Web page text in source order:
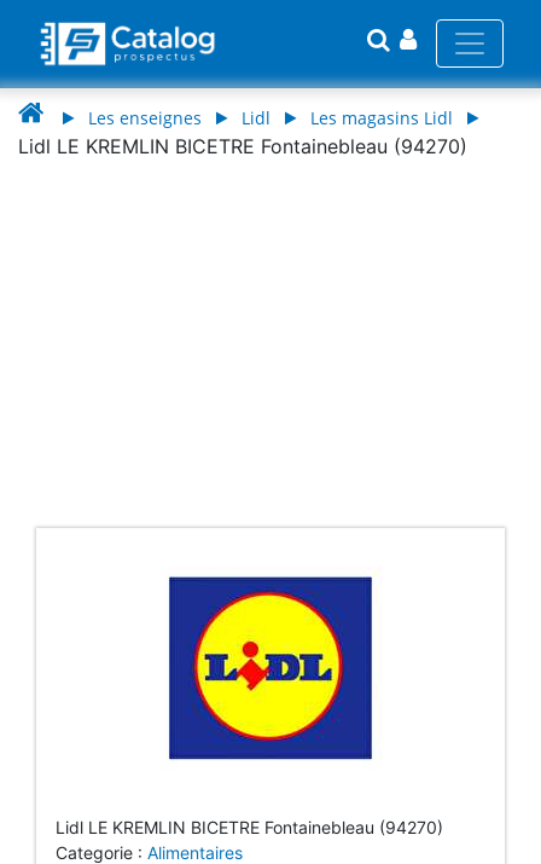
Les enseignes Lidl Les magasins Lidl
Lidl LE KREMLIN BICETRE Fontainebleau (94270)
Lidl LE KREMLIN BICETRE Fontainebleau (94270)
Categorie : Alimentaires